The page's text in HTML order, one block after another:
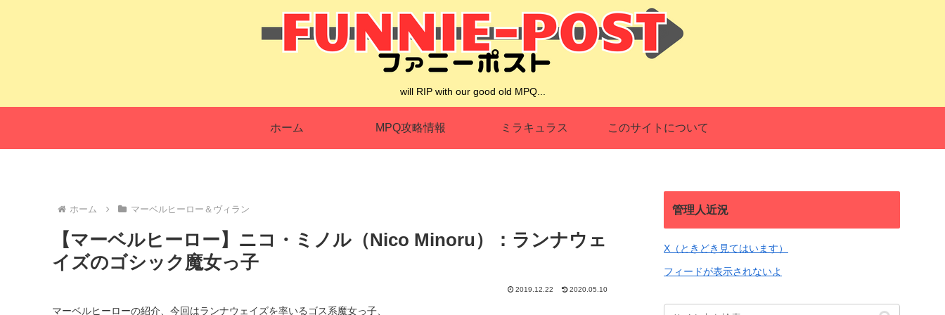
will RIP with our good old MPQ...
ホーム MPQ攻略情報 ミラキュラス このサイトについて
ホーム マーベルヒーロー＆ヴィラン
【マーベルヒーロー】ニコ・ミノル（Nico Minoru）：ランナウェ
イズのゴシック魔女っ子
2019.12.22 2020.05.10
マーベルヒーローの紹介、今回はランナウェイズを率いるゴス系魔女っ子、
管理人近況
X（ときどき見てはいます）
フィードが表示されないよ